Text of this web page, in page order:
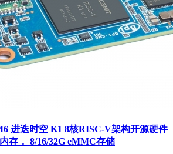
进迭时空 K1 8核RISC-V架构开源硬件
存， 8/16/32G eMMC存储